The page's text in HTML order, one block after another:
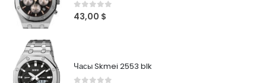
0 out of 5
43,00 $
Часы Skmei 2553 blk